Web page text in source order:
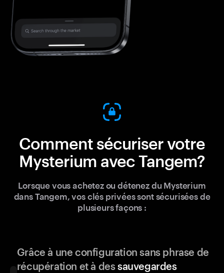
Comment sécuriser votre
Mysterium avec Tangem?
Lorsque vous achetez ou détenez du Mysterium
dans Tangem, vos clés privées sont sécurisées de
plusieurs façons :
Grâce à une configuration sans phrase de
récupération et à dessauvegardes